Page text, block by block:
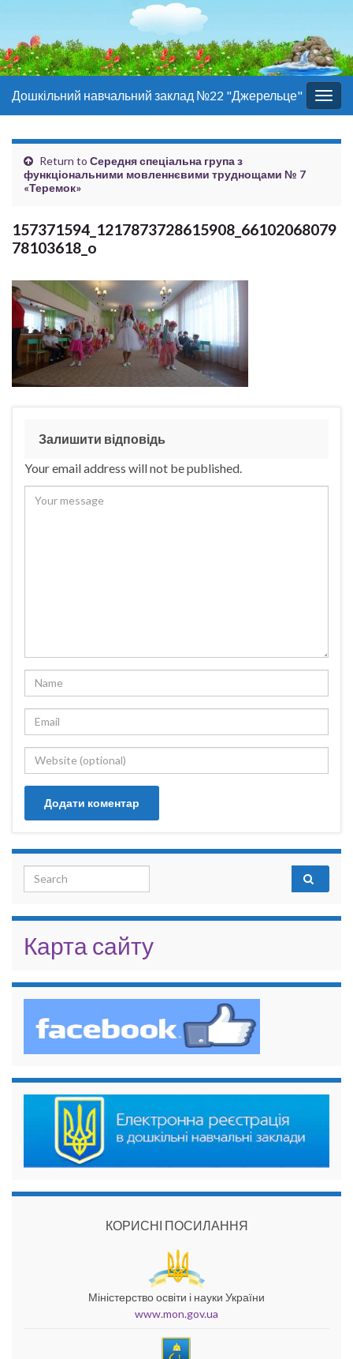
Дошкільний навчальний заклад №22 "Джерельце"
Return to Середня спеціальна група з
функціональними мовленнєвими труднощами № 7
«Теремок»
157371594_1217873728615908_66102068079
78103618_o
Залишити відповідь
Your email address will not be published.
Search for:
Карта сайту
КОРИСНІ ПОСИЛАННЯ
Міністерство освіти і науки України
www.mon.gov.ua